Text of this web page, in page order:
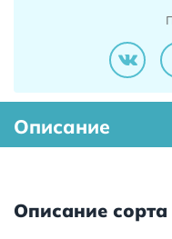
Описание
Описание